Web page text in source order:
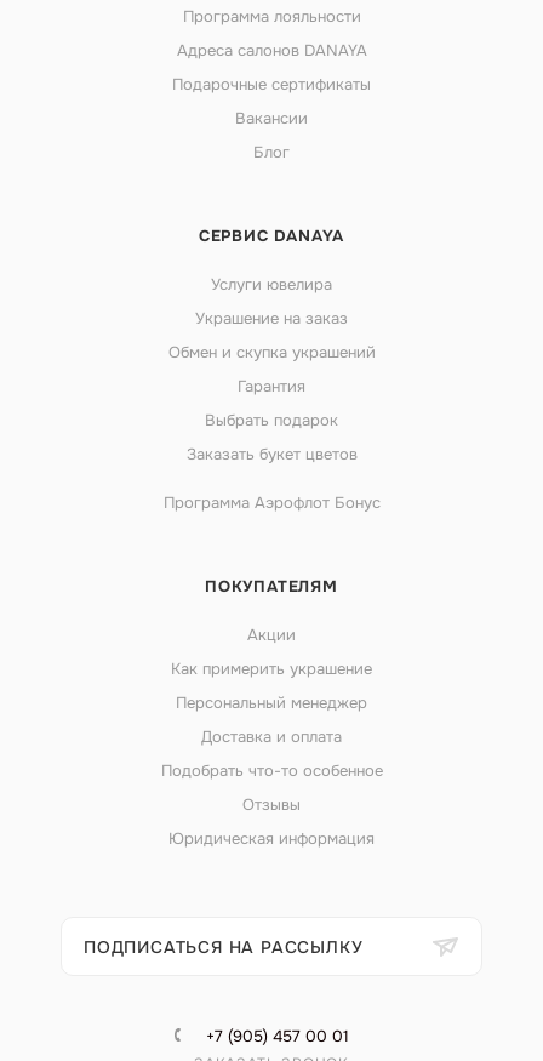
Программа лояльности
Адреса салонов DANAYA
Подарочные сертификаты
Вакансии
Блог
СЕРВИС DANAYA
Услуги ювелира
Украшение на заказ
Обмен и скупка украшений
Гарантия
Выбрать подарок
Заказать букет цветов
Программа Аэрофлот Бонус
ПОКУПАТЕЛЯМ
Акции
Как примерить украшение
Персональный менеджер
Доставка и оплата
Подобрать что-то особенное
Отзывы
Юридическая информация
ПОДПИСАТЬСЯ НА РАССЫЛКУ
+7 (905) 457 00 01